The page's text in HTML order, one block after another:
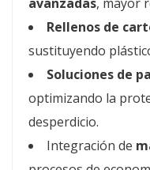
Rellenos de
sustituyendo
Soluciones de
optimizando la
desperdicio.
Integración de